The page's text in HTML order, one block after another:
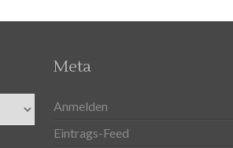
Meta
Anmelden
Eintrags-Feed